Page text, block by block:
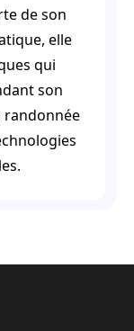
de son
elle
qui
son
randonnée